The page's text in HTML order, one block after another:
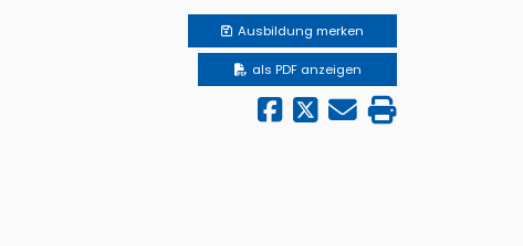
Ausbildung merken
als PDF anzeigen